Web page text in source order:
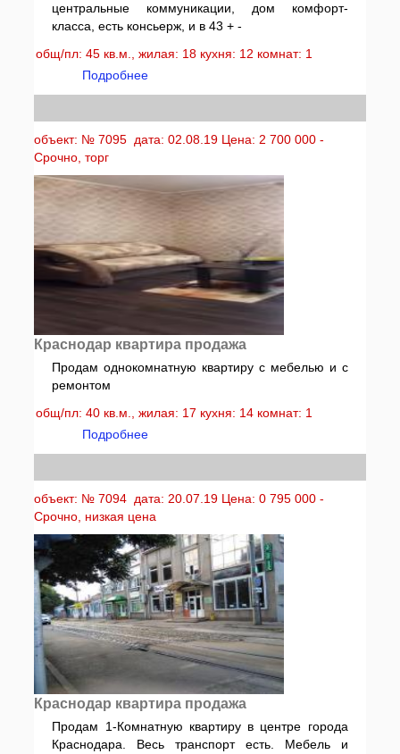
центральные коммуникации, дом комфорт-
класса, есть консьерж, и в 43 + -
общ/пл: 45 кв.м., жилая: 18 кухня: 12 комнат: 1
Подробнее
объект: № 7095 дата: 02.08.19 Цена: 2 700 000 -
Срочно, торг
Краснодар квартира продажа
Продам однокомнатную квартиру с мебелью и с
ремонтом
общ/пл: 40 кв.м., жилая: 17 кухня: 14 комнат: 1
Подробнее
объект: № 7094 дата: 20.07.19 Цена: 0 795 000 -
Срочно, низкая цена
Краснодар квартира продажа
Продам 1-Комнатную квартиру в центре города
Краснодара. Весь транспорт есть. Мебель и